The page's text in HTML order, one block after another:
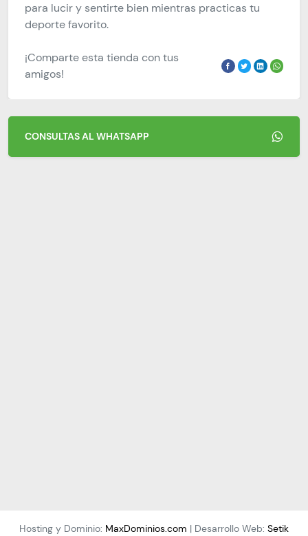
para lucir y sentirte bien mientras practicas tu
deporte favorito.
¡Comparte esta tienda con tus
amigos!
CONSULTAS AL WHATSAPP
Hosting y Dominio: MaxDominios.com | Desarrollo Web: Setik